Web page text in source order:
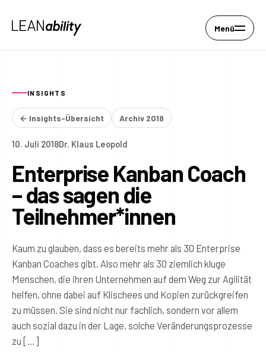
Menü
INSIGHTS
← Insights-Übersicht Archiv 2018
10. Juli 2018Dr. Klaus Leopold
Enterprise Kanban Coach
– das sagen die
Teilnehmer*innen
Kaum zu glauben, dass es bereits mehr als 30 Enterprise
Kanban Coaches gibt. Also mehr als 30 ziemlich kluge
Menschen, die ihren Unternehmen auf dem Weg zur Agilität
helfen, ohne dabei auf Klischees und Kopien zurückgreifen
zu müssen. Sie sind nicht nur fachlich, sondern vor allem
auch sozial dazu in der Lage, solche Veränderungsprozesse
zu […]